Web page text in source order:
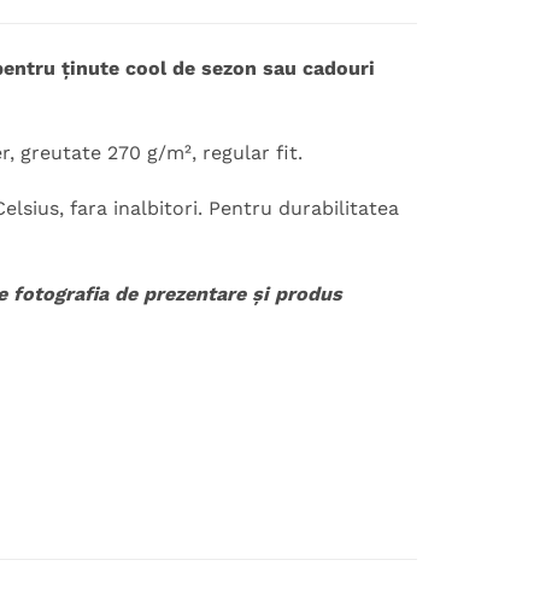
ținute cool de sezon sau cadouri
greutate 270 g/m², regular fit.
fara inalbitori. Pentru durabilitatea
fotografia de prezentare și produs